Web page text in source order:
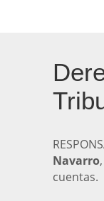
Navarro
cuentas.